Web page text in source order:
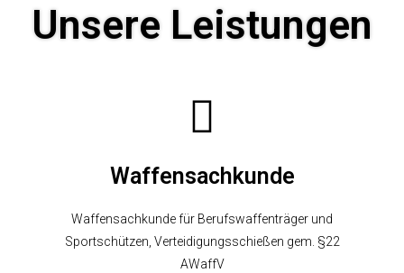
Unsere Leistungen
Waffensachkunde
Waffensachkunde für Berufswaffenträger und
Sportschützen, Verteidigungsschießen gem. §22
AWaffV